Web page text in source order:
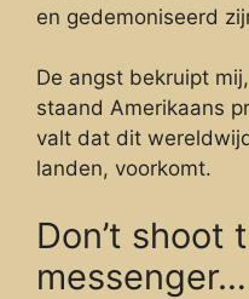
en gedemoniseerd
De angst bekruipt
staand Amerikaans
valt dat dit
landen, voorkomt.
Don’t shoot